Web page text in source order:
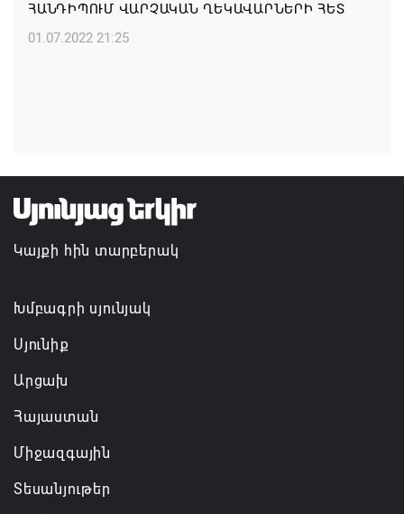
դատավորն ինքնաբացարկ է հայտնել
07.08.2026 16:55
Թուրքիան, Սաուդյան Արաբիան և Պակիստանը
ՀԱՆԴԻՊՈՒՄ ՎԱՐՉԱԿԱՆ ՂԵԿԱՎԱՐՆԵՐԻ ՀԵՏ
01.07.2022 21:25
Կայքի հին տարբերակ
Խմբագրի սյունյակ
Սյունիք
Արցախ
Հայաստան
Միջազգային
Տեսանյութեր